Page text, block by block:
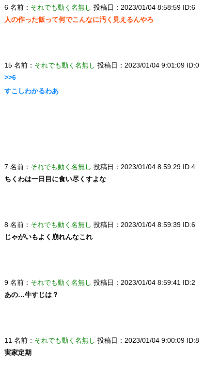
6 名前： それでも動く名無し 投稿日：2023/01/04 8:58:59 ID:6
人の作った飯って何でこんなに汚く見えるんやろ
15 名前： それでも動く名無し 投稿日：2023/01/04 9:01:09 ID:0
>>6
すこしわかるわあ
7 名前： それでも動く名無し 投稿日：2023/01/04 8:59:29 ID:4
ちくわは一日目に食い尽くすよな
8 名前： それでも動く名無し 投稿日：2023/01/04 8:59:39 ID:6
じゃがいもよく崩れんなこれ
9 名前： それでも動く名無し 投稿日：2023/01/04 8:59:41 ID:2
あの…牛すじは？
11 名前： それでも動く名無し 投稿日：2023/01/04 9:00:09 ID:8
実家定期
れ、お世話をするように【続編】
なんか泣きたくなってくる青春18きっ